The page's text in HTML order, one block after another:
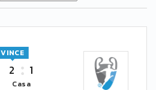
2
VINCE
1
Casa